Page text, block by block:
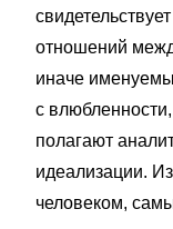
отношений
иначе
с
полагают
идеализации.
человеком,